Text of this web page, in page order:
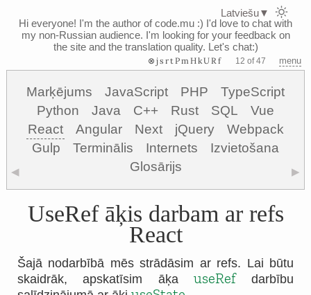
Hi everyone! I'm the author of code.mu :) I'd love to chat with
my non-Russian audience. I'm looking for your feedback on
the site and the translation quality. Let's chat:)
⊗jsrtPmHkURf 12 of 47 menu
Marķējums JavaScript PHP
TypeScript
Python
Java C++ Rust SQL
Vue
React
Angular Next jQuery
Webpack
Gulp
Terminālis Internets
Izvietošana
Glosārijs
◀ ▶
UseRef āķis darbam ar refs
React
Šajā nodarbībā mēs strādāsim ar refs. Lai būtu
skaidrāk, apskatīsim āķa useRefdarbību
Latviešu▼